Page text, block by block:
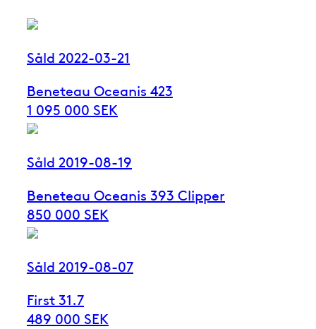
Såld 2022-03-21
Beneteau Oceanis 423
1 095 000 SEK
Såld 2019-08-19
Beneteau Oceanis 393 Clipper
850 000 SEK
Såld 2019-08-07
First 31.7
489 000 SEK